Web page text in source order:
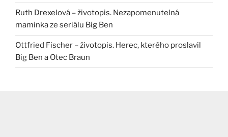
Ruth Drexelová – životopis. Nezapomenutelná
maminka ze seriálu Big Ben
Ottfried Fischer – životopis. Herec, kterého proslavil
Big Ben a Otec Braun